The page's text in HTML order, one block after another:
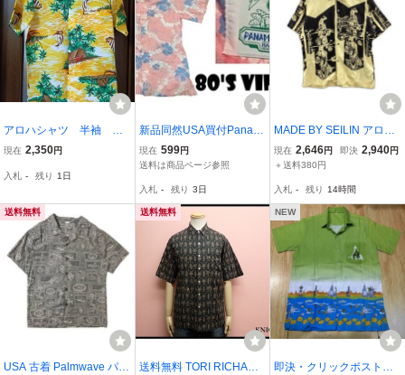
アロハシャツ 半袖 ア
メリカ製 イエロー系 p
子の木柄
現在 2,350円
入札 - 残り 1日
新品同然USA買付Panam
a Jacks★半袖ハワイアン
シャツ★ピンク★S
現在 599円
送料は商品ページ参照
入札 - 残り 3日
MADE BY SEILIN アロハ
半袖シャツ size1/ベージ
ュ系×ブラック
現在 2,646円 即決 2,940円
＋送料380円
入札 - 残り 14時間
送料無料
USA 古着 Palmwave パー
送料無料
送料無料 TORI RICHARD
NEW
即決・クリックポスト発